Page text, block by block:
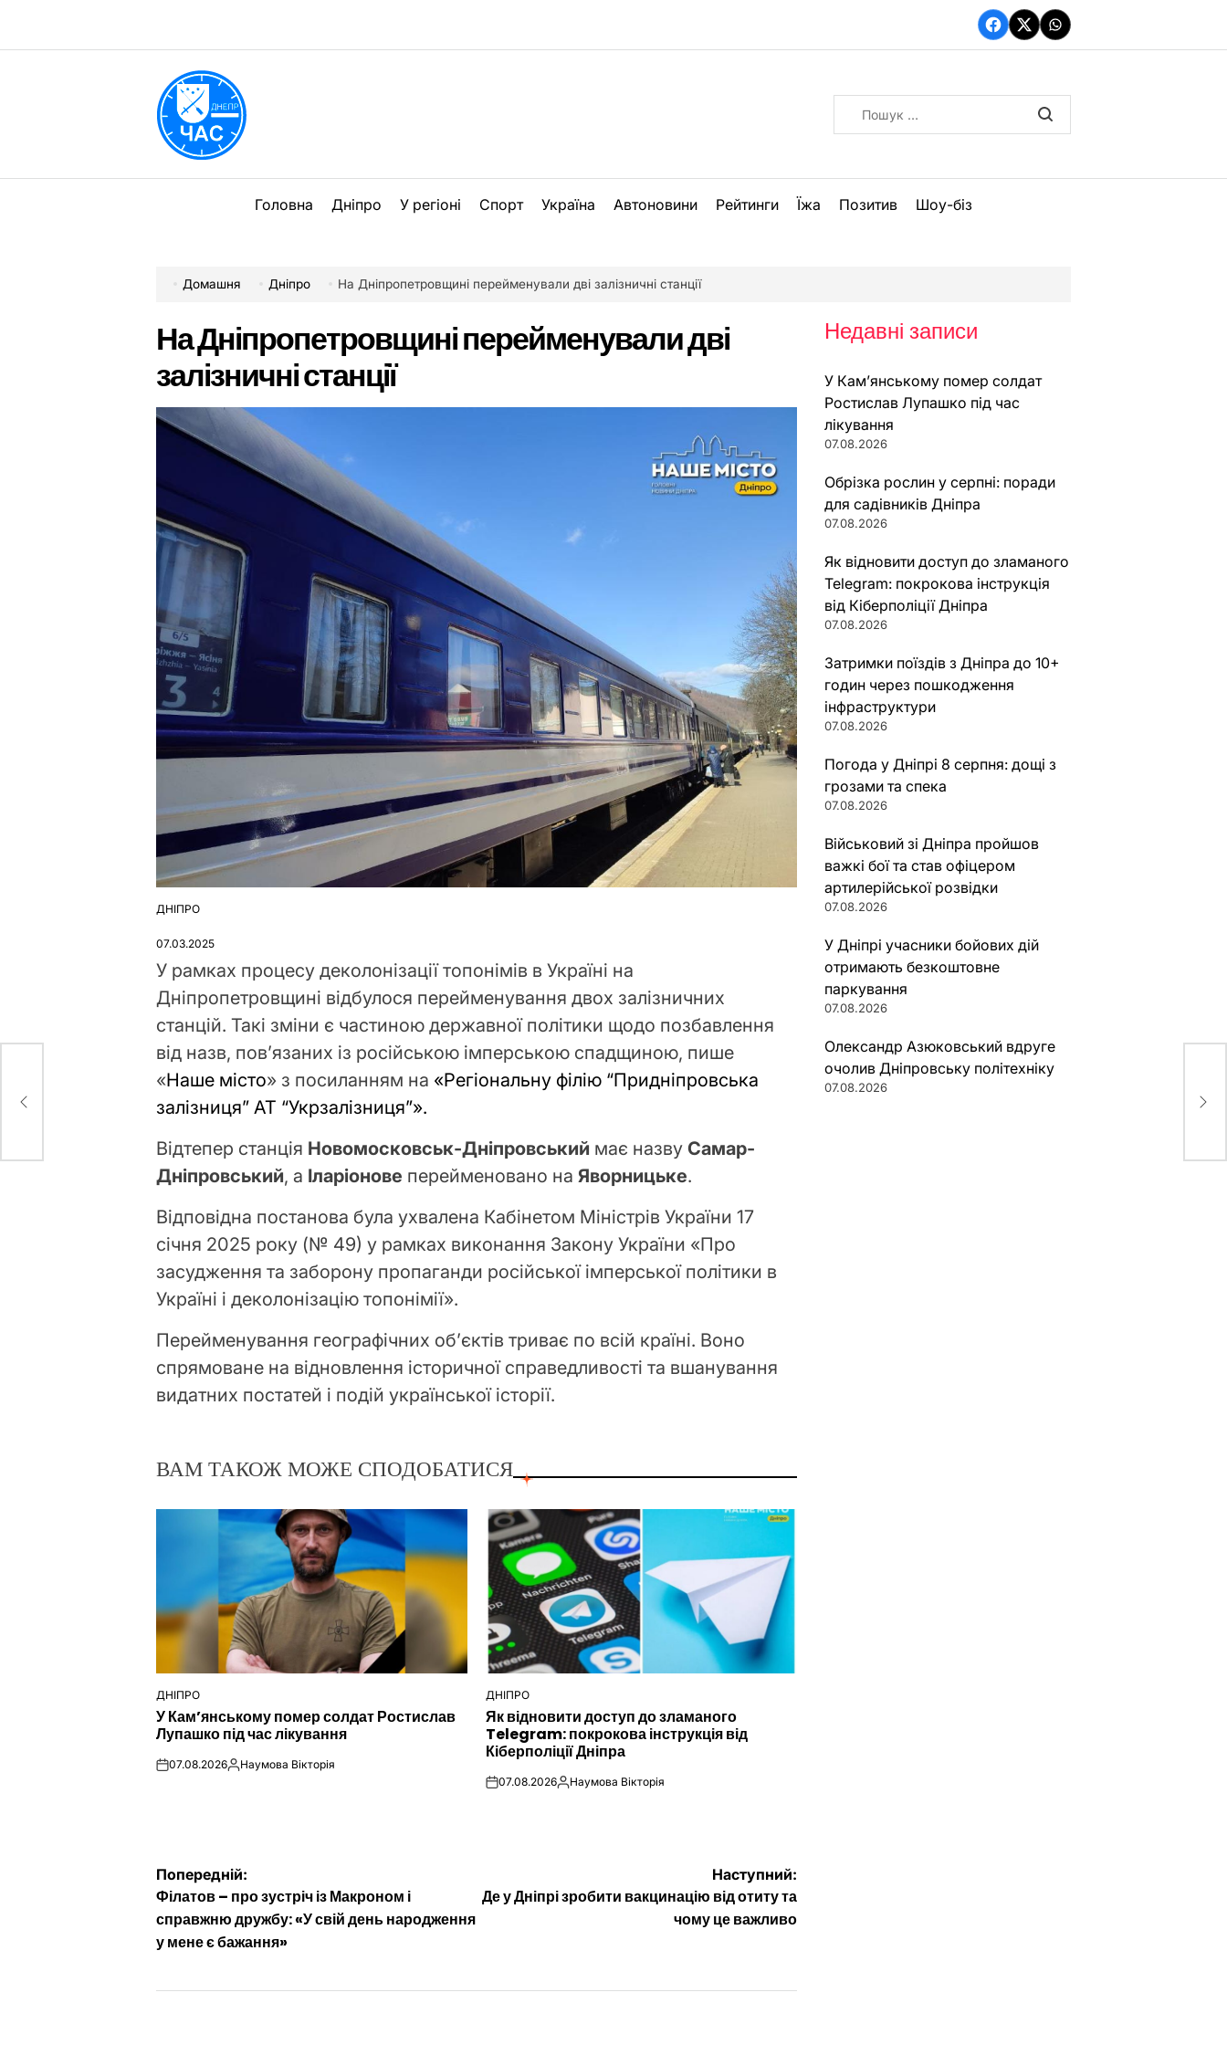
вмісту
Facebook
TwitterWhatsApp
Головна Дніпро У регіоні Спорт Україна Автоновини Рейтинги Їжа Позитив Шоу-біз
Домашня Дніпро На Дніпропетровщині перейменували дві залізничні станції
На Дніпропетровщині перейменували дві
залізничні станції
ОПУБЛІКУВАТИ
ДНІПРО
07.03.2025
У рамках процесу деколонізації топонімів в Україні на
Дніпропетровщині відбулося перейменування двох залізничних
станцій. Такі зміни є частиною державної політики щодо позбавлення
від назв, пов’язаних із російською імперською спадщиною, пише
«Наше місто» з посиланням на «Регіональну філію “Придніпровська
залізниця” АТ “Укрзалізниця”».
Відтепер станція Новомосковськ-Дніпровський має назвуСамар-
Дніпровський, а Іларіонове перейменовано наЯворницьке.
Відповідна постанова була ухвалена Кабінетом Міністрів України 17
січня 2025 року (№ 49) у рамках виконання Закону України «Про
засудження та заборону пропаганди російської імперської політики в
Україні і деколонізацію топонімії».
Перейменування географічних об’єктів триває по всій країні. Воно
спрямоване на відновлення історичної справедливості та вшанування
видатних постатей і подій української історії.
ВАМ ТАКОЖ МОЖЕ СПОДОБАТИСЯ
ОПУБЛІКУВАТИ
У
ДНІПРО
У Кам’янському помер солдат Ростислав
Лупашко під час лікування
on07.08.2026Опубліковано
Наумова Вікторія
ОПУБЛІКУВАТИ
У
ДНІПРО
Як відновити доступ до зламаного
Telegram: покрокова інструкція від
Кіберполіції Дніпра
on07.08.2026Опубліковано
Наумова Вікторія
Навігація
записів
Попередній:
Філатов – про зустріч із Макроном і
справжню дружбу: «У свій день народження
у мене є бажання»
Наступний:
Де у Дніпрі зробити вакцинацію від отиту та
чому це важливо
Недавні записи
У Кам’янському помер солдат
Ростислав Лупашко під час
лікування
07.08.2026
Обрізка рослин у серпні: поради
для садівників Дніпра
07.08.2026
Як відновити доступ до зламаного
Telegram: покрокова інструкція
від Кіберполіції Дніпра
07.08.2026
Затримки поїздів з Дніпра до 10+
годин через пошкодження
інфраструктури
07.08.2026
Погода у Дніпрі 8 серпня: дощі з
грозами та спека
07.08.2026
Військовий зі Дніпра пройшов
важкі бої та став офіцером
артилерійської розвідки
07.08.2026
У Дніпрі учасники бойових дій
отримають безкоштовне
паркування
07.08.2026
Олександр Азюковський вдруге
очолив Дніпровську політехніку
07.08.2026